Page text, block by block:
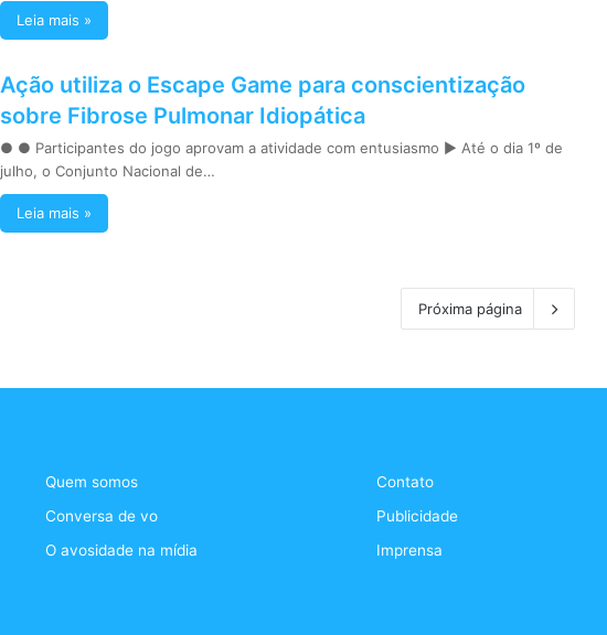
Leia mais »
Ação utiliza o Escape Game para conscientização
sobre Fibrose Pulmonar Idiopática
● ● Participantes do jogo aprovam a atividade com entusiasmo ► Até o dia 1º de
julho, o Conjunto Nacional de…
Leia mais »
Próxima página
Quem somos
Conversa de vo
O avosidade na mídia
Contato
Publicidade
Imprensa